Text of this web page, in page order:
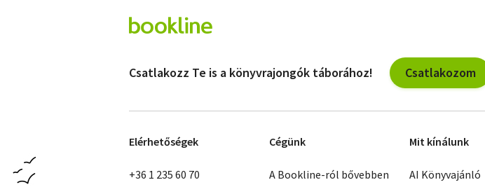
Csatlakozz Te is a könyvrajongók táborához! Csatlakozom
Elérhetőségek
+36 1 235 60 70
Cégünk
A Bookline-ról bővebben
Mit kínálunk
AI Könyvajánló